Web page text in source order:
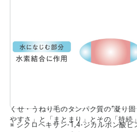
くせ・うねり毛のタンパク質の“凝り
やすさ」と「まとまり」とその「持続
※ シクロヘキサン-1,4-ジカルボン酸ビ